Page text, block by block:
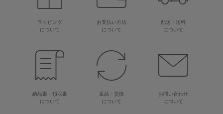
ラッピング
について
お支払い方法
について
配送・送料
について
納品書・領収書
について
返品・交換
について
お問い合わせ
について